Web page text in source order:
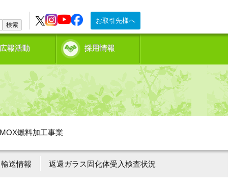
お取引先様へ
検索
報活動 採用情報
燃料加工事業
輸送情報 返還ガラス固化体受入検査状況